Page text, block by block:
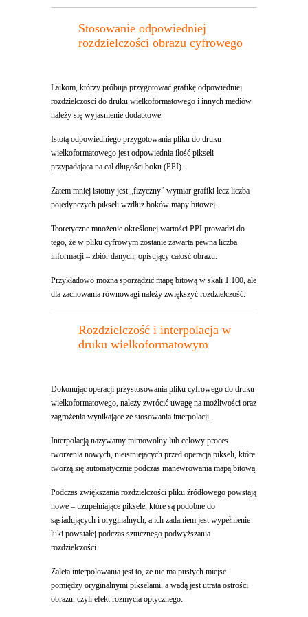
Stosowanie odpowiedniej
rozdzielczości obrazu cyfrowego
Laikom, którzy próbują przygotować grafikę odpowiedniej
rozdzielczości do druku wielkoformatowego i innych mediów
należy się wyjaśnienie dodatkowe.
Istotą odpowiedniego przygotowania pliku do druku
wielkoformatowego jest odpowiednia ilość pikseli
przypadająca na cal długości boku (PPI).
Zatem mniej istotny jest „fizyczny” wymiar grafiki lecz liczba
pojedynczych pikseli wzdłuż boków mapy bitowej.
Teoretyczne mnożenie określonej wartości PPI prowadzi do
tego, że w pliku cyfrowym zostanie zawarta pewna liczba
informacji – zbiór danych, opisujący całość obrazu.
Przykładowo można sporządzić mapę bitową w skali 1:100, ale
dla zachowania równowagi należy zwiększyć rozdzielczość.
Rozdzielczość i interpolacja w
druku wielkoformatowym
Dokonując operacji przystosowania pliku cyfrowego do druku
wielkoformatowego, należy zwrócić uwagę na możliwości oraz
zagrożenia wynikające ze stosowania interpolacji.
Interpolacją nazywamy mimowolny lub celowy proces
tworzenia nowych, nieistniejących przed operacją pikseli, które
tworzą się automatycznie podczas manewrowania mapą bitową.
Podczas zwiększania rozdzielczości pliku źródłowego powstają
nowe – uzupełniające piksele, które są podobne do
sąsiadujących i oryginalnych, a ich zadaniem jest wypełnienie
luki powstałej podczas sztucznego podwyższania
rozdzielczości.
Zaletą interpolowania jest to, że nie ma pustych miejsc
pomiędzy oryginalnymi pikselami, a wadą jest utrata ostrości
obrazu, czyli efekt rozmycia optycznego.